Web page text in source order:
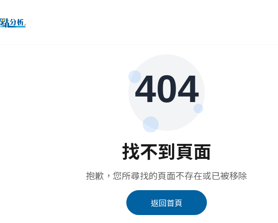
找不到頁面
抱歉，您所尋找的頁面不存在或已被移除
返回首頁